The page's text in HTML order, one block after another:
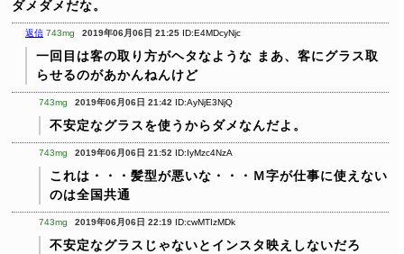
ダメダメだな。
返信 743mg 2019年06月06日 21:25 ID:E4MDcyNjc
一回目は客の取り方がヘタなような まあ、客にグラス取
らせるのがあかんねんけど
743mg 2019年06月06日 21:42 ID:AyNjE3NjQ
不安定なグラスを使うからダメなんだよ。
743mg 2019年06月06日 21:52 ID:IyMzc4NzA
これは・・・髪型が悪いな・・・Ｍ字が仕事に使えない
のは全国共通
743mg 2019年06月06日 22:19 ID:cwMTIzMDk
不安定なグラスじゃないとインスタ映えしないだろ